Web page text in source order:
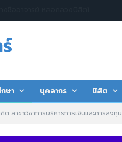
กษา บุคลากร นิสิต
สาขาวิชาการบริหารการเงินและการลงทุน